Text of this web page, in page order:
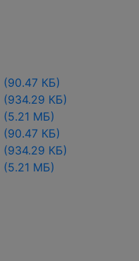
(90.47 КБ)
(934.29 КБ)
(5.21 МБ)
(90.47 КБ)
(934.29 КБ)
(5.21 МБ)